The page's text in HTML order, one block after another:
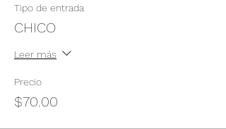
Tipo de entrada
CHICO
Leer más
Precio
$70.00